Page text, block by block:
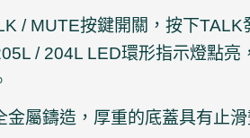
/ MUTE按鍵開關，按下
/ 204L LED環形指示燈點
金屬鑄造，厚重的底蓋具有止滑